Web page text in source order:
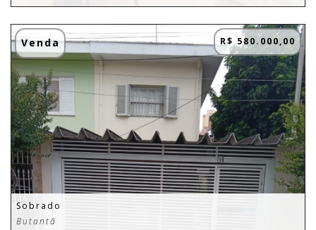
Venda R$ 580.000,00
Sobrado
Butantã